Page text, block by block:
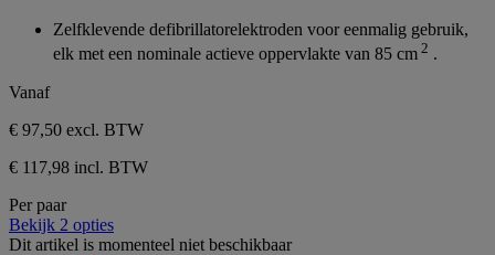
Zelfklevende defibrillatorelektroden voor eenmalig gebruik,
elk met een nominale actieve oppervlakte van 85 cm 2 .
Vanaf
€ 97,50 excl. BTW
€ 117,98 incl. BTW
Per paar
Bekijk 2 opties
Dit artikel is momenteel niet beschikbaar